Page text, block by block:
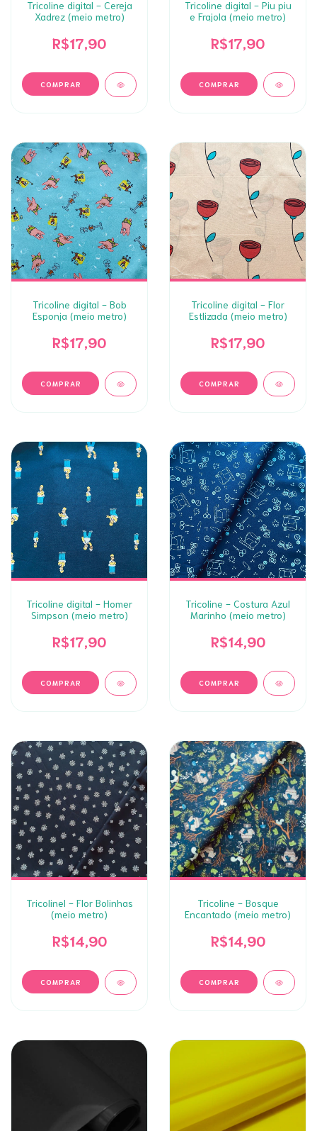
Tricoline digital - Cereja
Xadrez (meio metro)
R$17,90
Tricoline digital - Piu piu
e Frajola (meio metro)
R$17,90
Tricoline digital - Bob
Esponja (meio metro)
R$17,90
Tricoline digital - Flor
Estlizada (meio metro)
R$17,90
Tricoline digital - Homer
Simpson (meio metro)
R$17,90
Tricoline - Costura Azul
Marinho (meio metro)
R$14,90
Tricolinel - Flor Bolinhas
(meio metro)
R$14,90
Tricoline - Bosque
Encantado (meio metro)
R$14,90